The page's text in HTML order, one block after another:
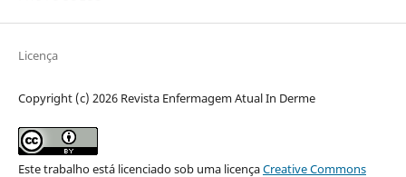
Licença
Copyright (c) 2026 Revista Enfermagem Atual In Derme
Este trabalho está licenciado sob uma licençaCreative Commons